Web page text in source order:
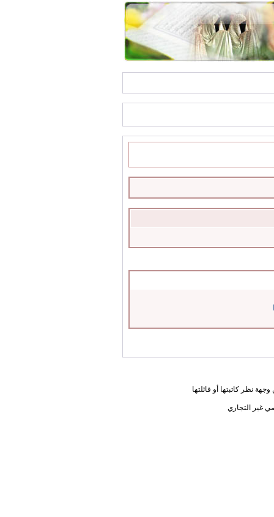
نظر كاتبتها أو قائلتها
غير التجاري